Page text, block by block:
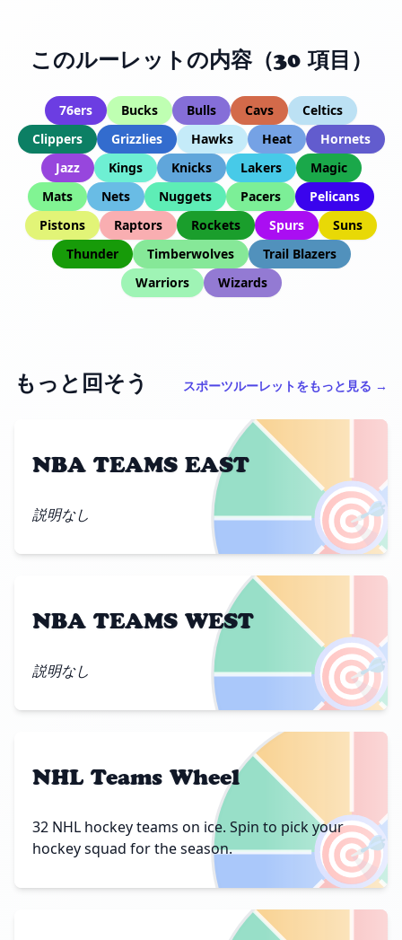
このルーレットの内容（30 項目）
76ers Bucks Bulls Cavs
Celtics
Clippers
Grizzlies Hawks Heat
Hornets
Jazz
Kings Knicks Lakers
Magic
Mats
Nets Nuggets Pacers
Pelicans
Pistons
Raptors Rockets Spurs
Suns
Thunder
Timberwolves
Trail Blazers
Warriors
Wizards
もっと回そう スポーツルーレットをもっと見る →
🎯
NBA TEAMS EAST
説明なし
🎯
NBA TEAMS WEST
説明なし
🎯
NHL Teams Wheel
32 NHL hockey teams on ice. Spin to pick your
hockey squad for the season.